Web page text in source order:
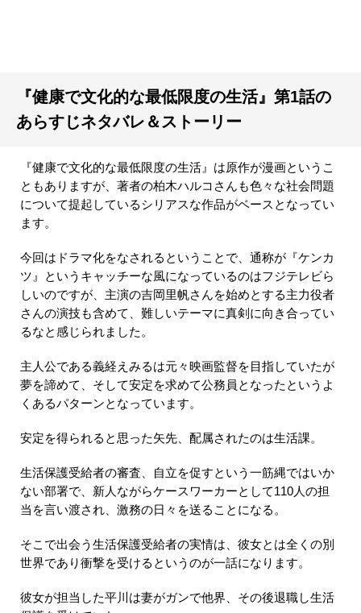
『健康で文化的な最低限度の生活』第1話の
あらすじネタバレ＆ストーリー
『健康で文化的な最低限度の生活』は原作が漫画というこ
ともありますが、著者の柏木ハルコさんも色々な社会問題
について提起しているシリアスな作品がベースとなってい
ます。
今回はドラマ化をなされるということで、通称が『ケンカ
ツ』というキャッチーな風になっているのはフジテレビら
しいのですが、主演の吉岡里帆さんを始めとする主力役者
さんの演技も含めて、難しいテーマに真剣に向き合ってい
るなと感じられました。
主人公である義経えみるは元々映画監督を目指していたが
夢を諦めて、そして安定を求めて公務員となったというよ
くあるパターンとなっています。
安定を得られると思った矢先、配属されたのは生活課。
生活保護受給者の審査、自立を促すという一筋縄ではいか
ない部署で、新人ながらケースワーカーとして110人の担
当を言い渡され、激務の日々を送ることになる。
そこで出会う生活保護受給者の実情は、彼女とは全くの別
世界であり衝撃を受けるというのが一話になります。
彼女が担当した平川は妻がガンで他界、その後退職し生活